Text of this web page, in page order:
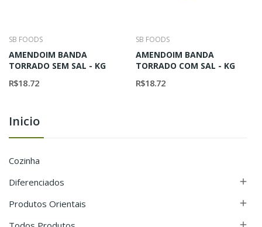
Inicio
Cozinha
Diferenciados

Produtos Orientais 

SB FOODS
AMENDOIM BANDA
TORRADO SEM SAL - KG
R$18.72
SB FOODS
AMENDOIM BANDA
TORRADO COM SAL - KG
R$18.72